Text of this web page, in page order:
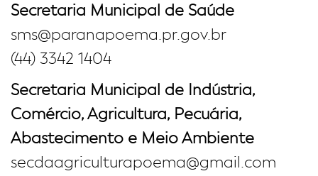
Secretaria Municipal de Saúde
sms@paranapoema.pr.gov.br
(44) 3342 1404
Secretaria Municipal de Indústria,
Comércio, Agricultura, Pecuária,
Abastecimento e Meio Ambiente
secdaagriculturapoema@gmail.com